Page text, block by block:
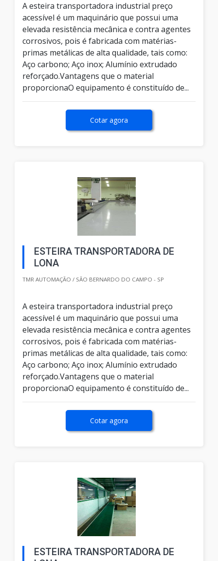
A esteira transportadora industrial preço
acessível é um maquinário que possui uma
elevada resistência mecânica e contra agentes
corrosivos, pois é fabricada com matérias-
primas metálicas de alta qualidade, tais como:
Aço carbono; Aço inox; Alumínio extrudado
reforçado.Vantagens que o material
proporcionaO equipamento é constituído de...
Cotar agora
ESTEIRA TRANSPORTADORA DE
LONA
TMR AUTOMAÇÃO / SÃO BERNARDO DO CAMPO - SP
A esteira transportadora industrial preço
acessível é um maquinário que possui uma
elevada resistência mecânica e contra agentes
corrosivos, pois é fabricada com matérias-
primas metálicas de alta qualidade, tais como:
Aço carbono; Aço inox; Alumínio extrudado
reforçado.Vantagens que o material
proporcionaO equipamento é constituído de...
Cotar agora
ESTEIRA TRANSPORTADORA DE